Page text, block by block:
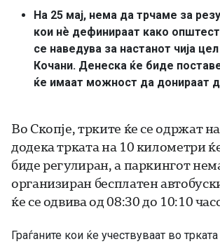
На 25 мај, нема да трчаме за
кои нѐ дефинираат како
се наведува за настанот чија
Кочани. Денеска ќе биде
ќе имаат можност да донираат
Во Скопје, трките ќе се одржат
додека трката на 10 километри
биде регулиран, а паркингот
организиран бесплатен
ќе се одвива од 08:30 до 10:10
Граѓаните кои ќе учествуваат во